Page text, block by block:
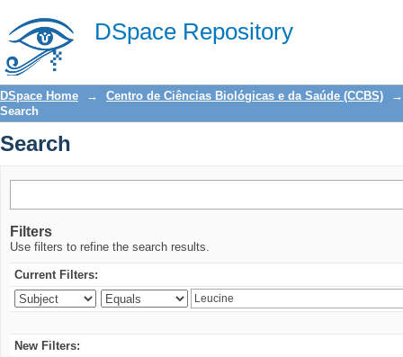
DSpace Repository
Search
DSpace Home → Centro de Ciências Biológicas e da Saúde (CCBS)
→
Search
Search
Filters
Use filters to refine the search results.
Current Filters:
New Filters: